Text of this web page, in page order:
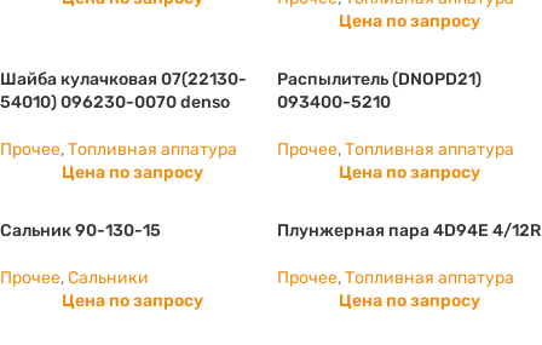
Цена по запросу
Шайба кулачковая 07(22130-
54010) 096230-0070 denso
Прочее,Топливная аппатура
Цена по запросу
Распылитель (DNOPD21)
093400-5210
Прочее,Топливная аппатура
Цена по запросу
Сальник 90-130-15
Прочее,Сальники
Цена по запросу
Плунжерная пара 4D94E 4/12R
Прочее,Топливная аппатура
Цена по запросу